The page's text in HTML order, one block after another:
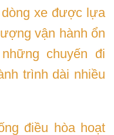
xe được lựa
vận hành ổn
chuyến đi
trình dài nhiều
điều hòa hoạt